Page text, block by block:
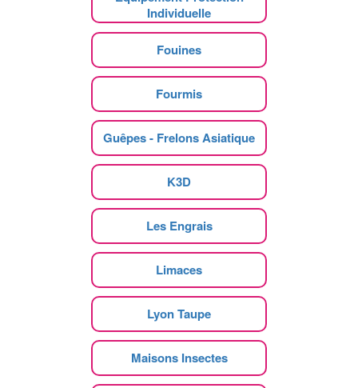
Individuelle
Fouines
Fourmis
Guêpes - Frelons Asiatique
K3D
Les Engrais
Limaces
Lyon Taupe
Maisons Insectes